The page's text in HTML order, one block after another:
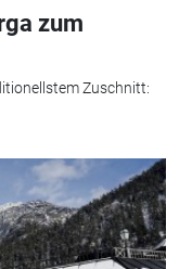
zum
Zuschnitt: